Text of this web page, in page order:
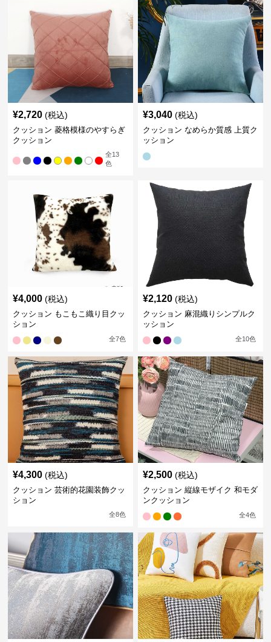
¥2,720 (税込)
クッション 菱格模様のやすらぎ
クッション
全13
色
¥3,040 (税込)
クッション なめらか質感 上質ク
ッション
¥4,000 (税込)
クッション もこもこ織り目クッ
ション
全7色
¥2,120 (税込)
クッション 麻混織りシンプルク
ッション
全10色
¥4,300 (税込)
クッション 芸術的花園装飾クッ
ション
全8色
¥2,500 (税込)
クッション 縦線モザイク 和モダ
ンクッション
全4色